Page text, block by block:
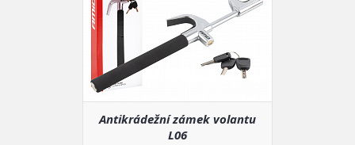
Antikrádežní zámek volantu
L06